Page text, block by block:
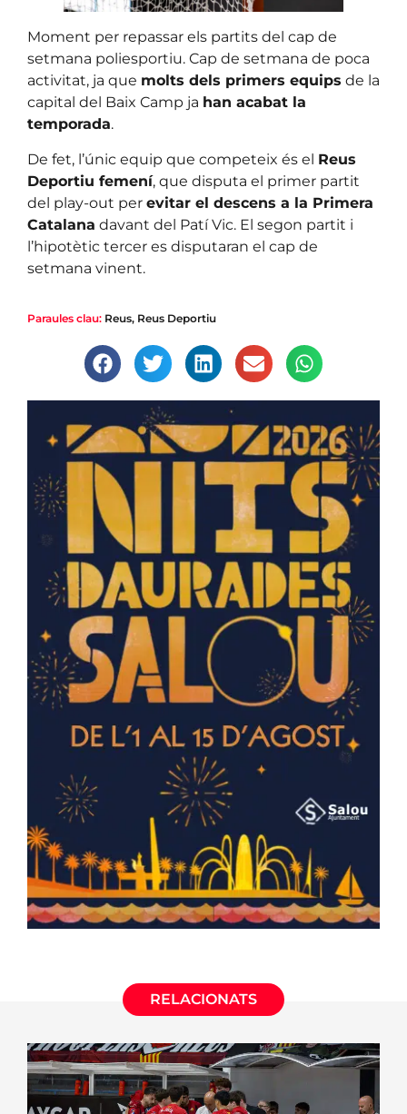
Moment per repassar els partits del cap de
setmana poliesportiu. Cap de setmana de poca
activitat, ja que molts dels primers equips de la
capital del Baix Camp ja han acabat la
temporada.
De fet, l’únic equip que competeix és el Reus
Deportiu femení, que disputa el primer partit
del play-out per evitar el descens a la Primera
Catalana davant del Patí Vic. El segon partit i
l’hipotètic tercer es disputaran el cap de
setmana vinent.
Paraules clau: Reus, Reus Deportiu
RELACIONATS